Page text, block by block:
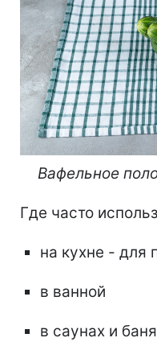
Вафельное
Где часто
на кухне - для
в ванной
в саунах и